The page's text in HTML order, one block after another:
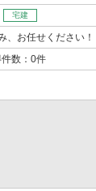
宅建
、お任せください！
数：0件